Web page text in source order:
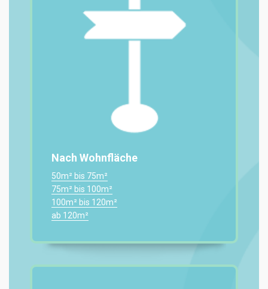
Nach Wohnfläche
50m² bis 75m²
75m² bis 100m²
100m² bis 120m²
ab 120m²